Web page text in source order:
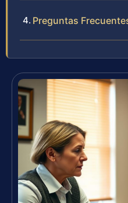
Preguntas